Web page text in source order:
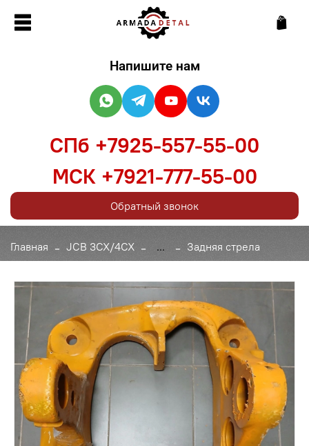
Главная JCB 3CX/4CX ... Задняя стрела
Напишите нам
СПб +7925-557-55-00
МСК +7921-777-55-00
Обратный звонок